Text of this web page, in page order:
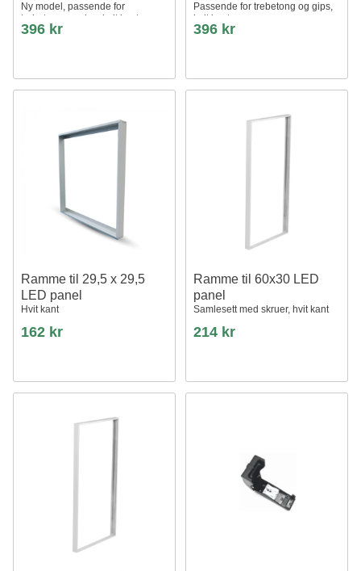
Ny model, passende for
trebetong og gips, hvit kant
396 kr
Passende for trebetong og gips,
hvit kant
396 kr
Ramme til 29,5 x 29,5
LED panel
Hvit kant
162 kr
Ramme til 60x30 LED
panel
Samlesett med skruer, hvit kant
214 kr